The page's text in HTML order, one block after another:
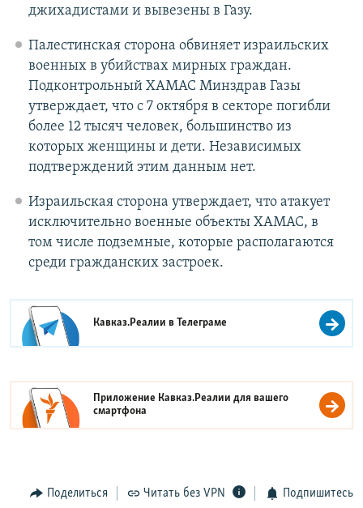
джихадистами и вывезены в Газу.
Палестинская сторона обвиняет израильских
военных в убийствах мирных граждан.
Подконтрольный ХАМАС Минздрав Газы
утверждает, что с 7 октября в секторе погибли
более 12 тысяч человек, большинство из
которых женщины и дети. Независимых
подтверждений этим данным нет.
Израильская сторона утверждает, что атакует
исключительно военные объекты ХАМАС, в
том числе подземные, которые располагаются
среди гражданских застроек.
Кавказ.Реалии вТелеграме
Приложение Кавказ.Реалии для вашего
смартфона
Поделиться Читать без VPN Подпишитесь